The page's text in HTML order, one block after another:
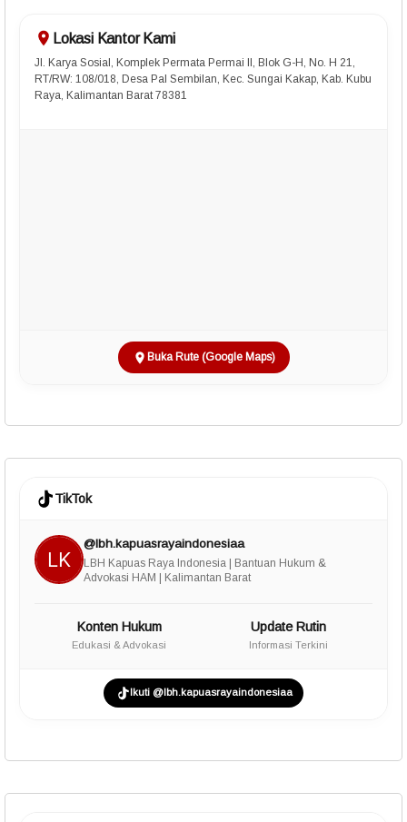
Lokasi Kantor Kami
Jl. Karya Sosial, Komplek Permata Permai II, Blok G-H, No. H 21,
RT/RW: 108/018, Desa Pal Sembilan, Kec. Sungai Kakap, Kab. Kubu
Raya, Kalimantan Barat 78381
Buka Rute (Google Maps)
TikTok
@lbh.kapuasrayaindonesiaa
LBH Kapuas Raya Indonesia | Bantuan Hukum &
Advokasi HAM | Kalimantan Barat
Konten Hukum
Edukasi & Advokasi
Update Rutin
Informasi Terkini
Ikuti @lbh.kapuasrayaindonesiaa